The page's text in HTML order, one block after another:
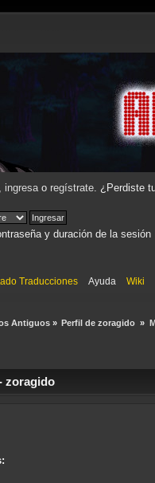
ingresao regístrate. ¿Perdiste
y duración de la sesión
Traducciones Ayuda Wiki
Antiguos» Perfil de zoragido »
zoragido